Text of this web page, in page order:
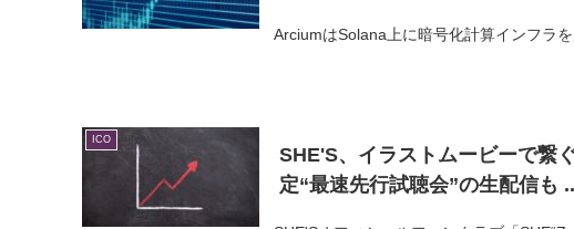
ArciumはSolana上に暗号化計算インフラ
ICO
SHE'S、イラストムービーで繋
定“最速先行試聴会”の生配信も